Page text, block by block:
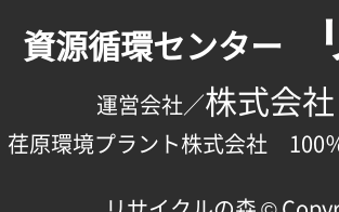
資源循環センター
運営会社／株式会
荏原環境プラント株式会社 100